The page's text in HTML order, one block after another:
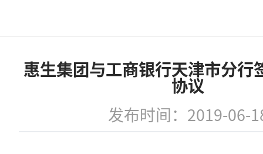
惠生集团与工商银行天津市分行
协议
发布时间：2019-06-